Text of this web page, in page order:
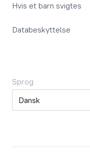
Hvis et barn svigtes
Databeskyttelse
Sprog
Sprog